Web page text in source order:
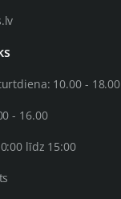
10.00 - 18.00
- 16.00
līdz 15:00